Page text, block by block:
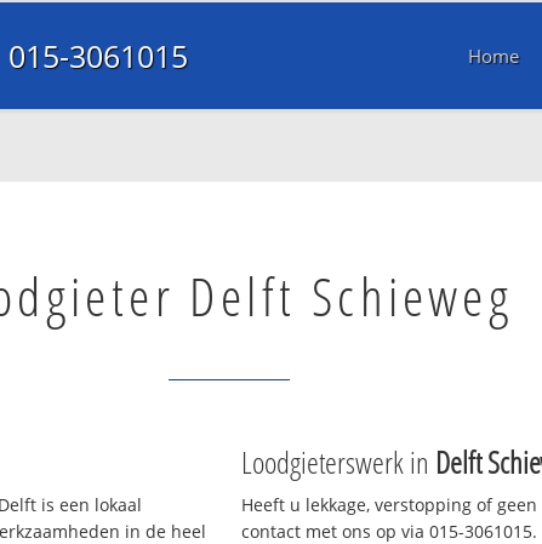
015-3061015 Home
Delft Schieweg
is een lokaal
in de heel
Loodgieterswerk in Delft
Heeft u lekkage, verstopping of
contact met ons op via 015-